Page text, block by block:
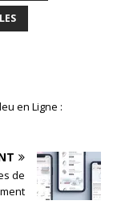
en Ligne :
de